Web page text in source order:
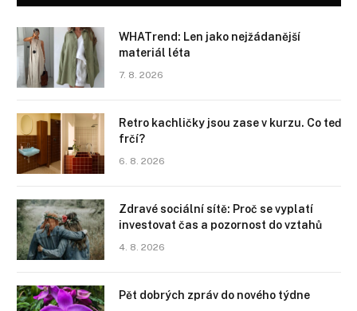
WHATrend: Len jako nejžádanější
materiál léta
7. 8. 2026
Retro kachličky jsou zase v kurzu. Co teď
frčí?
6. 8. 2026
Zdravé sociální sítě: Proč se vyplatí
investovat čas a pozornost do vztahů
4. 8. 2026
Pět dobrých zpráv do nového týdne